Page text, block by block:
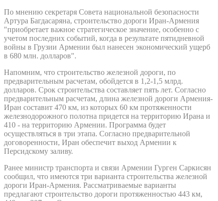
По мнению секретаря Совета национальной безопасности
Артура Багдасаряна, строительство дороги Иран-Армения
"приобретает важное стратегическое значение, особенно с
учетом последних событий, когда в результате пятидневной
войны в Грузии Армении был нанесен экономический ущерб
в 680 млн. долларов".
Напомним, что строительство железной дороги, по
предварительным расчетам, обойдется в 1,2-1,5 млрд.
долларов. Срок строительства составляет пять лет. Согласно
предварительным расчетам, длина железной дороги Армения-
Иран составит 470 км, из которых 60 км протяженности
железнодорожного полотна придется на территорию Ирана и
410 - на территорию Армении. Программа будет
осуществляться в три этапа. Согласно предварительной
договоренности, Иран обеспечит выход Армении к
Персидскому заливу.
Ранее министр транспорта и связи Армении Гурген Саркисян
сообщил, что имеются три варианта строительства железной
дороги Иран-Армения. Рассматриваемые варианты
предлагают строительство дороги протяженностью 443 км,